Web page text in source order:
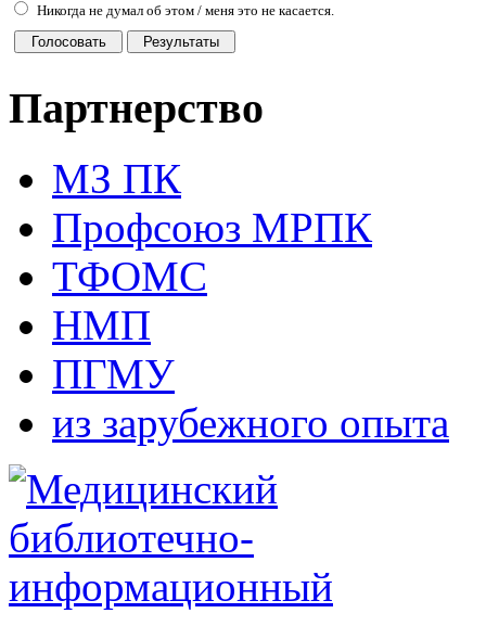
Никогда не думал об этом / меня это не касается.
Партнерство
МЗ ПК
Профсоюз МРПК
ТФОМС
НМП
ПГМУ
из зарубежного опыта